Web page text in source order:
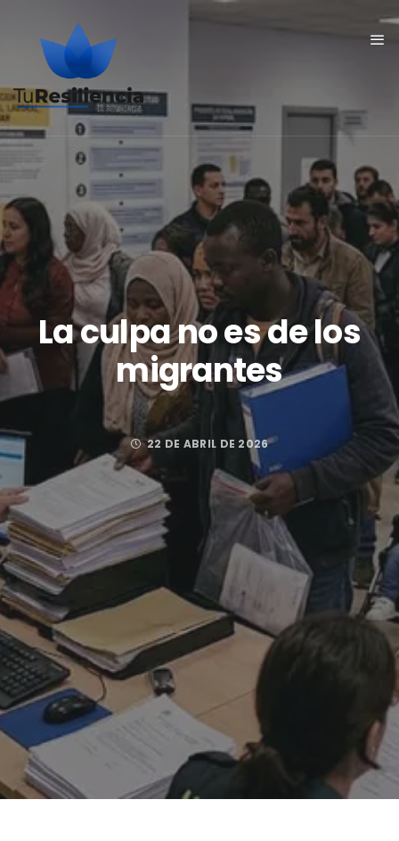
La culpa no es de los
migrantes
22 DE ABRIL DE 2026
Posted by
TURESILIENCIA20
FACEBOOK TWITTER GOOGLE PLUS
PINTEREST